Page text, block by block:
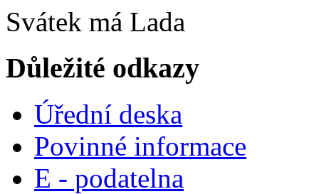
Svátek má Lada
Důležité odkazy
Úřední deska
Povinné informace
E - podatelna